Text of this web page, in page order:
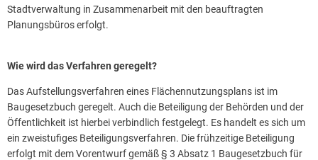
Stadtverwaltung in Zusammenarbeit mit den beauftragten
Planungsbüros erfolgt.
Wie wird das Verfahren geregelt?
Das Aufstellungsverfahren eines Flächennutzungsplans ist im
Baugesetzbuch geregelt. Auch die Beteiligung der Behörden und der
Öffentlichkeit ist hierbei verbindlich festgelegt. Es handelt es sich um
ein zweistufiges Beteiligungsverfahren. Die frühzeitige Beteiligung
erfolgt mit dem Vorentwurf gemäß § 3 Absatz 1 Baugesetzbuch für